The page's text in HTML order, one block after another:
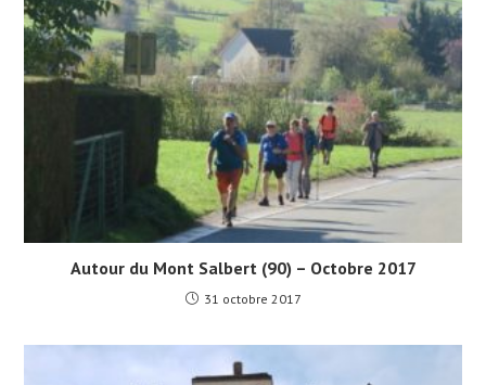
Autour du Mont Salbert (90) – Octobre 2017
31 octobre 2017